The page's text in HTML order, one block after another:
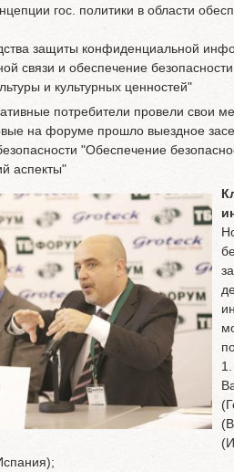
гос. политики в области
защиты конфиденциальной
связи и обеспечение
и культурных ценностей"
потребители провели свои
на форуме прошло выездное
"Обеспечение
аспекты"